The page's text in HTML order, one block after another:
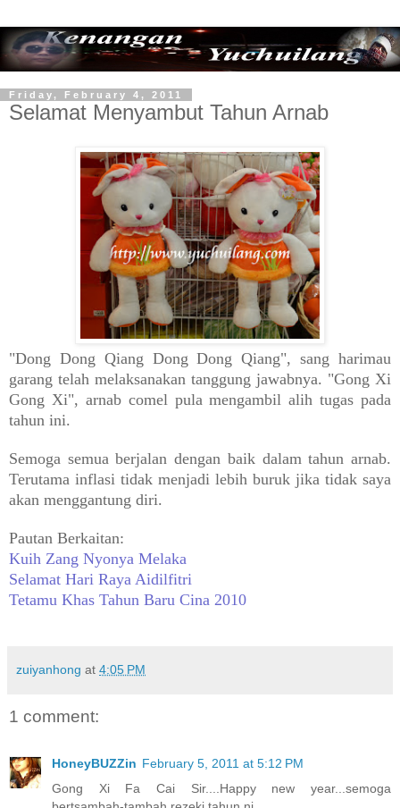
Friday, February 4, 2011
Selamat Menyambut Tahun Arnab
"Dong Dong Qiang Dong Dong Qiang", sang harimau
garang telah melaksanakan tanggung jawabnya. "Gong Xi
Gong Xi", arnab comel pula mengambil alih tugas pada
tahun ini.
Semoga semua berjalan dengan baik dalam tahun arnab.
Terutama inflasi tidak menjadi lebih buruk jika tidak saya
akan menggantung diri.
Pautan Berkaitan:
Kuih Zang Nyonya Melaka
Selamat Hari Raya Aidilfitri
Tetamu Khas Tahun Baru Cina 2010
zuiyanhong at 4:05 PM
1 comment:
HoneyBUZZin February 5, 2011 at 5:12 PM
Gong Xi Fa Cai Sir....Happy new year...semoga